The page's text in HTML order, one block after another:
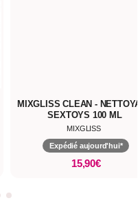
LUBRIFIANT
MIXGLISS
Expédié aujourd'hui*
8,90€